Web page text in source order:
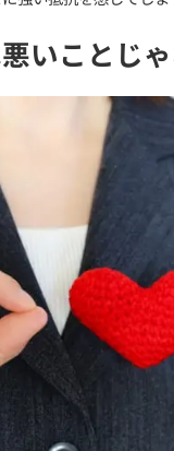
う感覚」が分から
一方通行ではあり
けられることも
」がついて
、
れたい」
ねてきた人もい